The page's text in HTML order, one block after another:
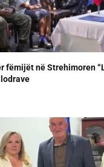
fëmijët në Strehimoren